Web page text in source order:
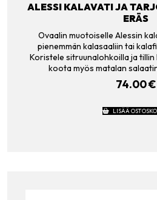
ALESSI KALAVATI JA
ERÄS
Ovaalin muotoiselle Alessin
pienemmän kalasaaliin tai
Koristele sitruunalohkoilla ja tillin
koota myös matalan
74.00€
LISÄÄ